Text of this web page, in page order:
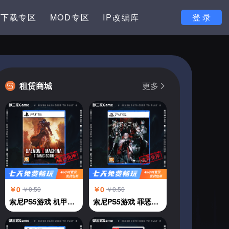
下载专区 MOD专区 IP改编库 登 录
租赁商城 更多
￥0 ￥0.50
索尼PS5游戏 机甲战魔 神话之裔 恶魔机甲 中文
￥0 ￥0.50
索尼PS5游戏 罪恶王权 中文